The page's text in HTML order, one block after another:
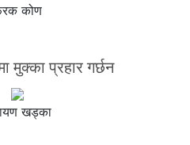
कोण
मुक्का प्रहार गर्छन
खड्का